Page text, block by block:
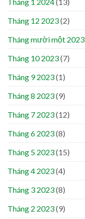
Tháng 12 2023(2)
Tháng mười một 2023
Tháng 10 2023(7)
Tháng 9 2023(1)
Tháng 8 2023(9)
Tháng 7 2023(12)
Tháng 6 2023(8)
Tháng 5 2023(15)
Tháng 4 2023(4)
Tháng 3 2023(8)
Tháng 2 2023(9)